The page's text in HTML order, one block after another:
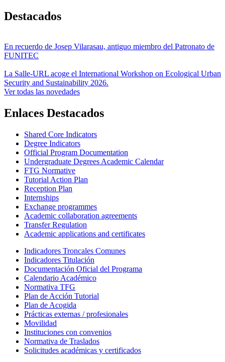
Destacados
En recuerdo de Josep Vilarasau, antiguo miembro del Patronato de
FUNITEC
La Salle-URL acoge el International Workshop on Ecological Urban
Security and Sustainability 2026.
Ver todas las novedades
Enlaces Destacados
Shared Core Indicators
Degree Indicators
Official Program Documentation
Undergraduate Degrees Academic Calendar
FTG Normative
Tutorial Action Plan
Reception Plan
Internships
Exchange programmes
Academic collaboration agreements
Transfer Regulation
Academic applications and certificates
Indicadores Troncales Comunes
Indicadores Titulación
Documentación Oficial del Programa
Calendario Académico
Normativa TFG
Plan de Acción Tutorial
Plan de Acogida
Prácticas externas / profesionales
Movilidad
Instituciones con convenios
Normativa de Traslados
Solicitudes académicas y certificados